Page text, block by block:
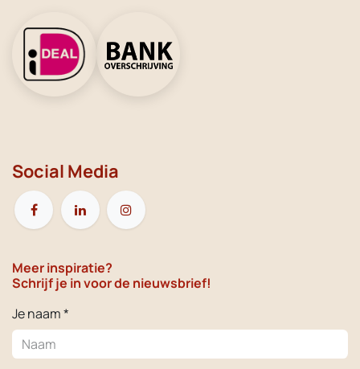
Social Media
Meer inspiratie?
Schrijf je in voor de nieuwsbrief!
Je naam *